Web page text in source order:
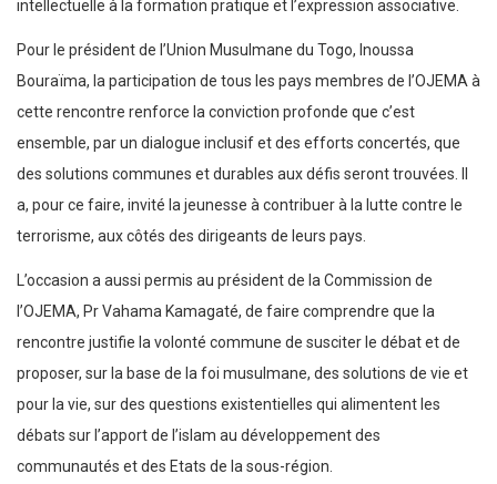
intellectuelle à la formation pratique et l’expression associative.
Pour le président de l’Union Musulmane du Togo, Inoussa
Bouraïma, la participation de tous les pays membres de l’OJEMA à
cette rencontre renforce la conviction profonde que c’est
ensemble, par un dialogue inclusif et des efforts concertés, que
des solutions communes et durables aux défis seront trouvées. Il
a, pour ce faire, invité la jeunesse à contribuer à la lutte contre le
terrorisme, aux côtés des dirigeants de leurs pays.
L’occasion a aussi permis au président de la Commission de
l’OJEMA, Pr Vahama Kamagaté, de faire comprendre que la
rencontre justifie la volonté commune de susciter le débat et de
proposer, sur la base de la foi musulmane, des solutions de vie et
pour la vie, sur des questions existentielles qui alimentent les
débats sur l’apport de l’islam au développement des
communautés et des Etats de la sous-région.